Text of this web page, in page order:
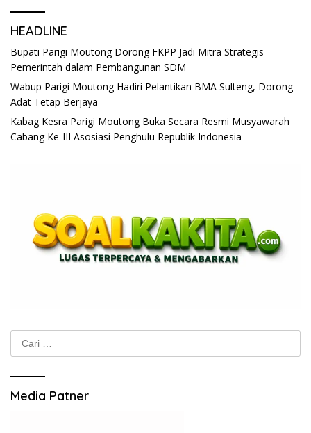
HEADLINE
Bupati Parigi Moutong Dorong FKPP Jadi Mitra Strategis
Pemerintah dalam Pembangunan SDM
Wabup Parigi Moutong Hadiri Pelantikan BMA Sulteng, Dorong
Adat Tetap Berjaya
Kabag Kesra Parigi Moutong Buka Secara Resmi Musyawarah
Cabang Ke-III Asosiasi Penghulu Republik Indonesia
Cari
untuk:
Media Patner